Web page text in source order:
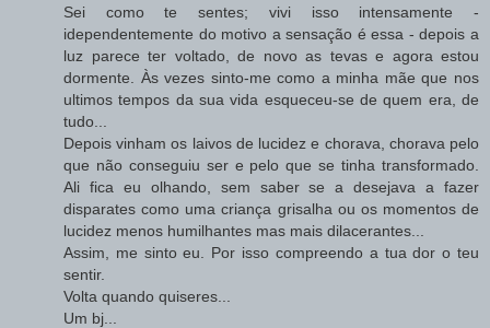
Sei como te sentes; vivi isso intensamente -
idependentemente do motivo a sensação é essa - depois a
luz parece ter voltado, de novo as tevas e agora estou
dormente. Às vezes sinto-me como a minha mãe que nos
ultimos tempos da sua vida esqueceu-se de quem era, de
tudo...
Depois vinham os laivos de lucidez e chorava, chorava pelo
que não conseguiu ser e pelo que se tinha transformado.
Ali fica eu olhando, sem saber se a desejava a fazer
disparates como uma criança grisalha ou os momentos de
lucidez menos humilhantes mas mais dilacerantes...
Assim, me sinto eu. Por isso compreendo a tua dor o teu
sentir.
Volta quando quiseres...
Um bj...